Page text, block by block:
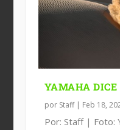
YAMAHA
por Staff| Feb 18,
Por: Staff | Foto: